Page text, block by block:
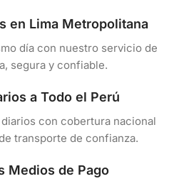
en Lima Metropolitana
día con nuestro servicio de
segura y confiable.
a Todo el Perú
con cobertura nacional
transporte de confianza.
Medios de Pago